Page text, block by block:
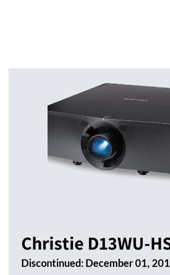
Christie D13WU-
Discontinued: December 01,